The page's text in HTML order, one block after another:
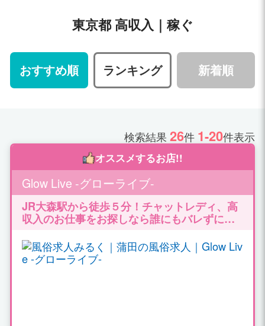
東京都 高収入｜稼ぐ
おすすめ順 ランキング 新着順
検索結果26件 1-20件表示
オススメするお店!!
Glow Live -グローライブ-
JR大森駅から徒歩５分！チャットレディ、高
収入のお仕事をお探しなら誰にもバレずには
します。高収入バイトで充実のプライベート♪